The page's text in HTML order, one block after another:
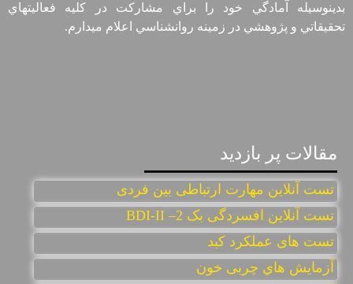
بدينوسيله آمادگي خود را براي مشاركت در كليه فعاليتهاي
تحقيقاتي و پژوهشي در زمينه روانشناسي اعلام ميدارم.
مقالات پر بازديد
تست آنلاین مهارت ارتباطی بین فردی
تست آنلاين افسردگی بک 2– BDI-II
تست های عملکرد کبد
آزمایش هاي چربی خون